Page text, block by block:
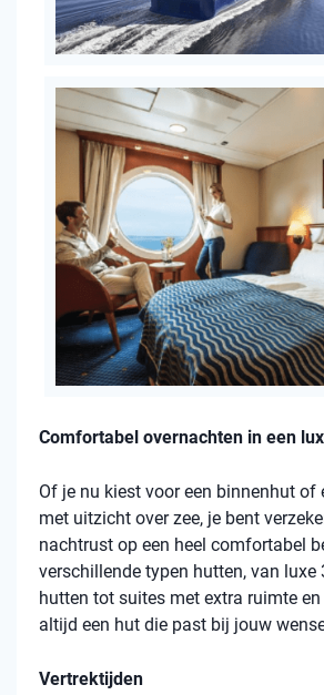
Comfortabel overnachten in een
Of je nu kiest voor een binnenhut of
met uitzicht over zee, je bent
nachtrust op een heel comfortabel
verschillende typen hutten, van luxe
hutten tot suites met extra ruimte
altijd een hut die past bij jouw
Vertrektijden